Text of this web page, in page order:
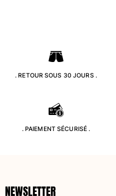
Classique stretch
Classique ultra-léger
Brodés Edition Numérotée
Tous les articles
Prêt-à-porter
Chemises
. RETOUR SOUS 30 JOURS .
. PAIEMENT SÉCURISÉ .
NEWSLETTER